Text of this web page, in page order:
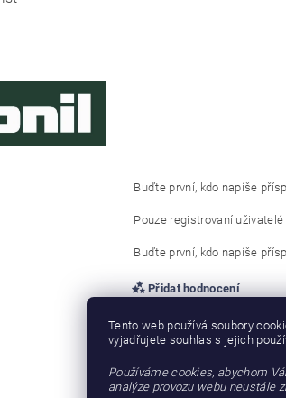
Buďte první, kdo napíše
Pouze registrovaní
Buďte první, kdo napíše
Přidat hodnocení
Tento web používá soubory
vyjadřujete souhlas s jejich
Používáme cookies, abychom
analýze provozu webu neustále